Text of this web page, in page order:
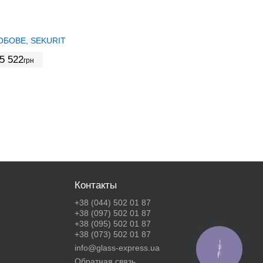
SEKURIT
522грн
Контакты
+38 (044) 502 01 87
+38 (097) 502 01 87
+38 (095) 502 01 87
+38 (073) 502 01 87
info@glass-express.ua
КНОПКА
ЗВ'ЯЗКУ